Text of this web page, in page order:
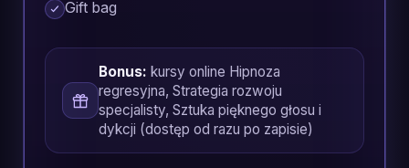
Gift bag
Bonus: kursy online Hipnoza
regresyjna, Strategia rozwoju
specjalisty, Sztuka pięknego głosu i
dykcji (dostęp od razu po zapisie)